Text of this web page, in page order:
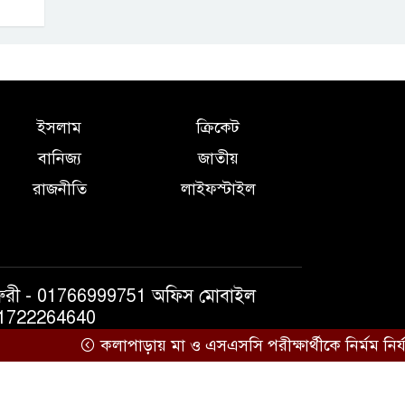
ইসলাম
ক্রিকেট
বানিজ্য
জাতীয়
রাজনীতি
লাইফস্টাইল
- 01766999751 অফিস মোবাইল
কলাপাড়ায় মা ও এসএসসি পরীক্ষার্থীকে নির্মম নির্যাতন,